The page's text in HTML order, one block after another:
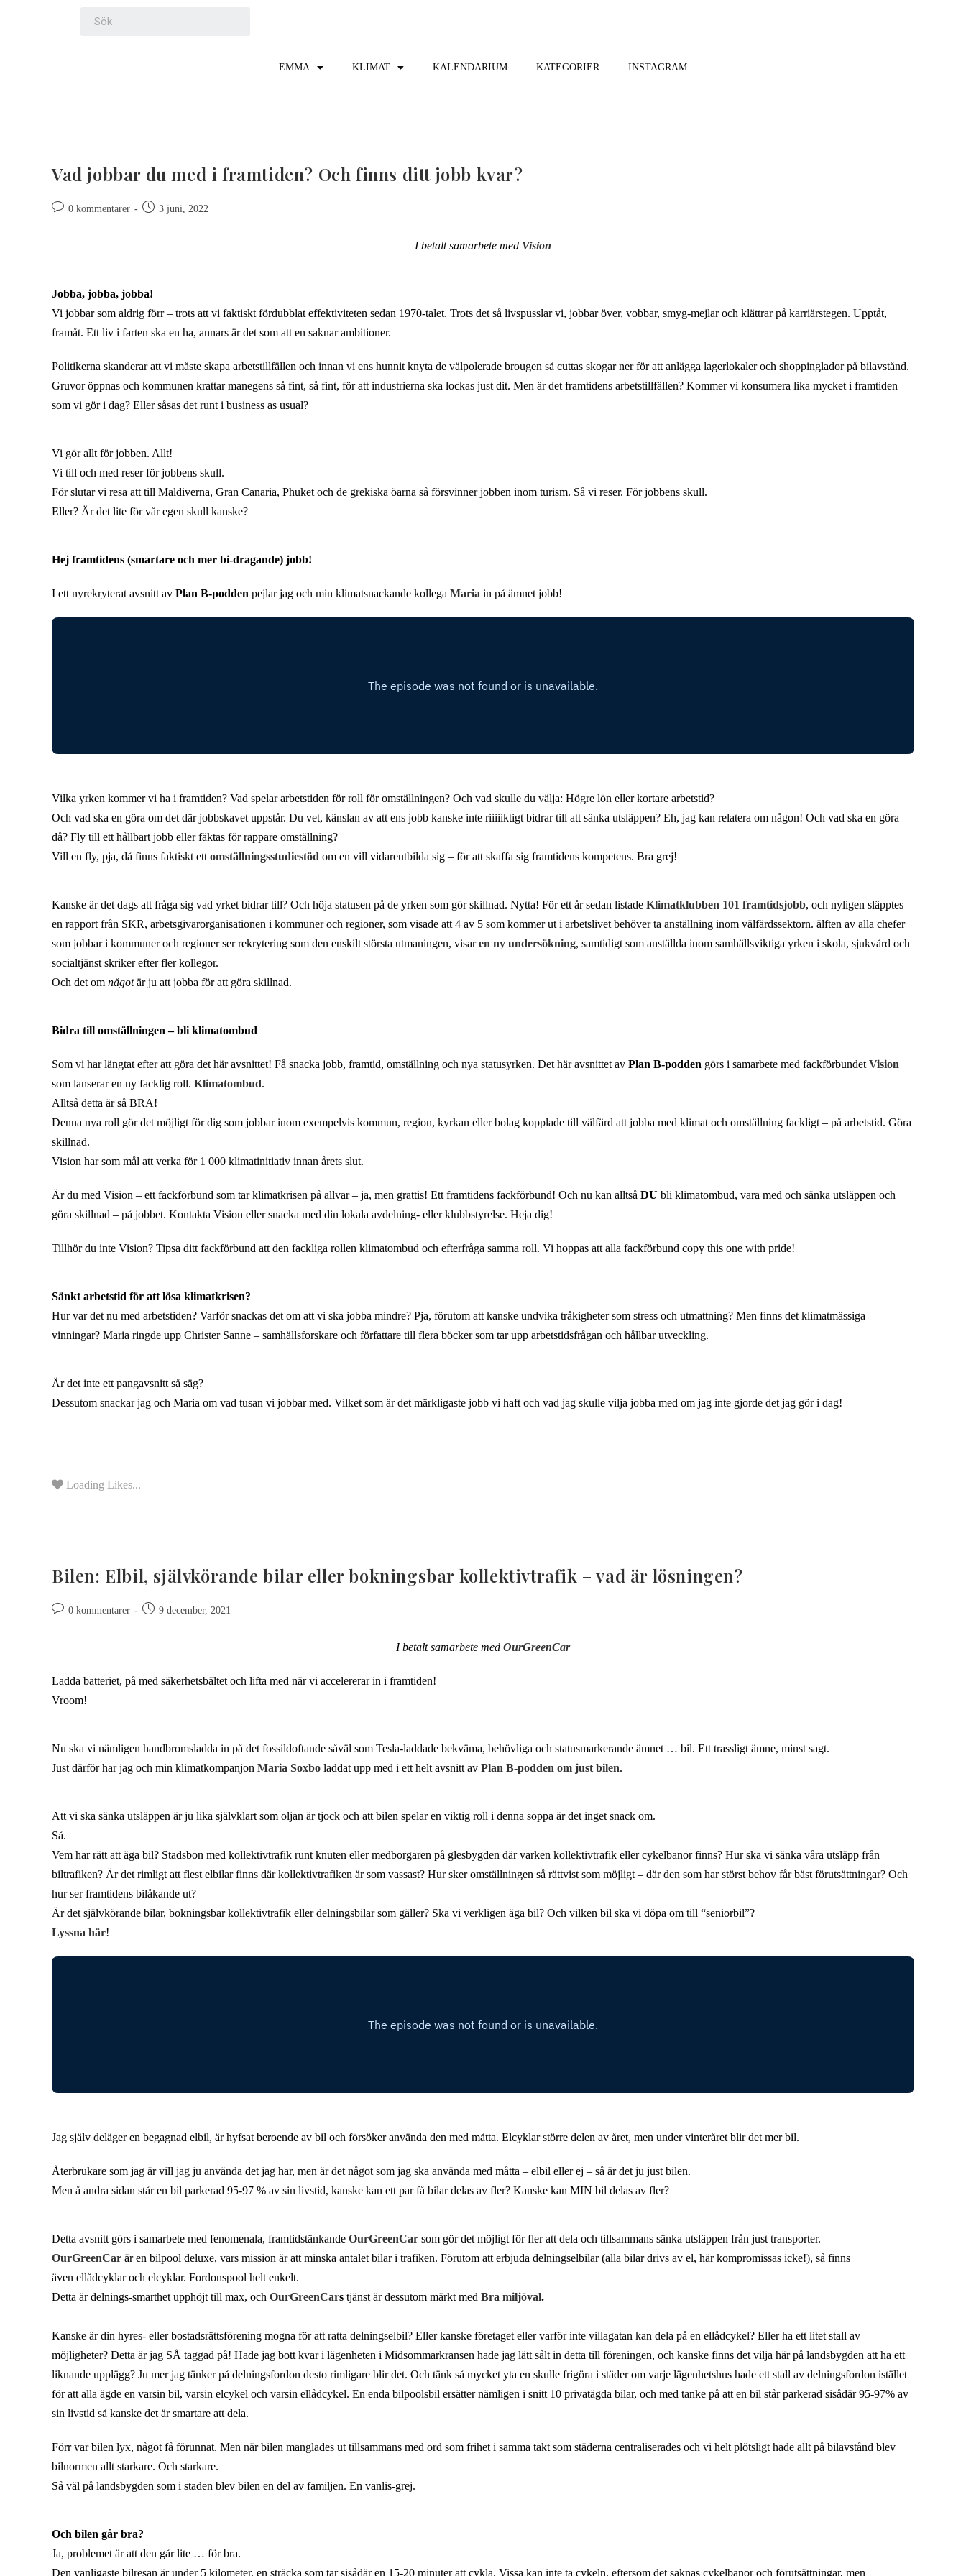
EMMA KLIMAT KALENDARIUM KATEGORIER INSTAGRAM
Vad jobbar du med i framtiden? Och finns ditt jobb kvar?
0 kommentarer 3 juni, 2022
I betalt samarbete med Vision
Jobba, jobba, jobba!
Vi jobbar som aldrig förr – trots att vi faktiskt fördubblat effektiviteten sedan 1970-talet. Trots det så livspusslar vi, jobbar över, vobbar, smyg-mejlar och klättrar på karriärstegen. Upptåt,
framåt. Ett liv i farten ska en ha, annars är det som att en saknar ambitioner.
Politikerna skanderar att vi måste skapa arbetstillfällen och innan vi ens hunnit knyta de välpolerade brougen så cuttas skogar ner för att anlägga lagerlokaler och shoppinglador på bilavstånd.
Gruvor öppnas och kommunen krattar manegens så fint, så fint, för att industrierna ska lockas just dit. Men är det framtidens arbetstillfällen? Kommer vi konsumera lika mycket i framtiden
som vi gör i dag? Eller såsas det runt i business as usual?
Vi gör allt för jobben. Allt!
Vi till och med reser för jobbens skull.
För slutar vi resa att till Maldiverna, Gran Canaria, Phuket och de grekiska öarna så försvinner jobben inom turism. Så vi reser. För jobbens skull.
Eller? Är det lite för vår egen skull kanske?
Hej framtidens (smartare och mer bi-dragande) jobb!
I ett nyrekryterat avsnitt av Plan B-podden pejlar jag och min klimatsnackande kollega Maria in på ämnet jobb!
Vilka yrken kommer vi ha i framtiden? Vad spelar arbetstiden för roll för omställningen? Och vad skulle du välja: Högre lön eller kortare arbetstid?
Och vad ska en göra om det där jobbskavet uppstår. Du vet, känslan av att ens jobb kanske inte riiiiiktigt bidrar till att sänka utsläppen? Eh, jag kan relatera om någon! Och vad ska en göra
då? Fly till ett hållbart jobb eller fäktas för rappare omställning?
Vill en fly, pja, då finns faktiskt ett omställningsstudiestöd om en vill vidareutbilda sig – för att skaffa sig framtidens kompetens. Bra grej!
Kanske är det dags att fråga sig vad yrket bidrar till? Och höja statusen på de yrken som gör skillnad. Nytta! För ett år sedan listade Klimatklubben 101 framtidsjobb, och nyligen släpptes
en rapport från SKR, arbetsgivarorganisationen i kommuner och regioner, som visade att 4 av 5 som kommer ut i arbetslivet behöver ta anställning inom välfärdssektorn. älften av alla chefer
som jobbar i kommuner och regioner ser rekrytering som den enskilt största utmaningen, visaren ny undersökning, samtidigt som anställda inom samhällsviktiga yrken i skola, sjukvård och
socialtjänst skriker efter fler kollegor.
Och det om någotär ju att jobba för att göra skillnad.
Bidra till omställningen – bli klimatombud
Som vi har längtat efter att göra det här avsnittet! Få snacka jobb, framtid, omställning och nya statusyrken. Det här avsnittet av Plan B-podden görs i samarbete med fackförbundet Vision
som lanserar en ny facklig roll. Klimatombud.
Alltså detta är så BRA!
Denna nya roll gör det möjligt för dig som jobbar inom exempelvis kommun, region, kyrkan eller bolag kopplade till välfärd att jobba med klimat och omställning fackligt – på arbetstid. Göra
skillnad.
Vision har som mål att verka för 1 000 klimatinitiativ innan årets slut.
Är du med Vision – ett fackförbund som tar klimatkrisen på allvar – ja, men grattis! Ett framtidens fackförbund! Och nu kan alltså DU bli klimatombud, vara med och sänka utsläppen och
göra skillnad – på jobbet. Kontakta Vision eller snacka med din lokala avdelning- eller klubbstyrelse. Heja dig!
Tillhör du inte Vision? Tipsa ditt fackförbund att den fackliga rollen klimatombud och efterfråga samma roll. Vi hoppas att alla fackförbund copy this one with pride!
Sänkt arbetstid för att lösa klimatkrisen?
Hur var det nu med arbetstiden? Varför snackas det om att vi ska jobba mindre? Pja, förutom att kanske undvika tråkigheter som stress och utmattning? Men finns det klimatmässiga
vinningar? Maria ringde upp Christer Sanne – samhällsforskare och författare till flera böcker som tar upp arbetstidsfrågan och hållbar utveckling.
Är det inte ett pangavsnitt så säg?
Dessutom snackar jag och Maria om vad tusan vi jobbar med. Vilket som är det märkligaste jobb vi haft och vad jag skulle vilja jobba med om jag inte gjorde det jag gör i dag!
Loading Likes...
Bilen: Elbil, självkörande bilar eller bokningsbar kollektivtrafik – vad är lösningen?
0 kommentarer 9 december, 2021
I betalt samarbete med OurGreenCar
Ladda batteriet, på med säkerhetsbältet och lifta med när vi accelererar in i framtiden!
Vroom!
Nu ska vi nämligen handbromsladda in på det fossildoftande såväl som Tesla-laddade bekväma, behövliga och statusmarkerande ämnet … bil. Ett trassligt ämne, minst sagt.
Just därför har jag och min klimatkompanjon Maria Soxbo laddat upp med i ett helt avsnitt av Plan B-podden om just bilen.
Att vi ska sänka utsläppen är ju lika självklart som oljan är tjock och att bilen spelar en viktig roll i denna soppa är det inget snack om.
Så.
Vem har rätt att äga bil? Stadsbon med kollektivtrafik runt knuten eller medborgaren på glesbygden där varken kollektivtrafik eller cykelbanor finns? Hur ska vi sänka våra utsläpp från
biltrafiken? Är det rimligt att flest elbilar finns där kollektivtrafiken är som vassast? Hur sker omställningen så rättvist som möjligt – där den som har störst behov får bäst förutsättningar? Och
hur ser framtidens bilåkande ut?
Är det självkörande bilar, bokningsbar kollektivtrafik eller delningsbilar som gäller? Ska vi verkligen äga bil? Och vilken bil ska vi döpa om till “seniorbil”?
Lyssna här!
Jag själv deläger en begagnad elbil, är hyfsat beroende av bil och försöker använda den med måtta. Elcyklar större delen av året, men under vinteråret blir det mer bil.
Återbrukare som jag är vill jag ju använda det jag har, men är det något som jag ska använda med måtta – elbil eller ej – så är det ju just bilen.
Men å andra sidan står en bil parkerad 95-97 % av sin livstid, kanske kan ett par få bilar delas av fler? Kanske kan MIN bil delas av fler?
Detta avsnitt görs i samarbete med fenomenala, framtidstänkande OurGreenCar som gör det möjligt för fler att dela och tillsammans sänka utsläppen från just transporter.
OurGreenCar är en bilpool deluxe, vars mission är att minska antalet bilar i trafiken. Förutom att erbjuda delningselbilar (alla bilar drivs av el, här kompromissas icke!), så finns
även ellådcyklar och elcyklar. Fordonspool helt enkelt.
Detta är delnings-smarthet upphöjt till max, och OurGreenCars tjänst är dessutom märkt med Bra miljöval.
Kanske är din hyres- eller bostadsrättsförening mogna för att ratta delningselbil? Eller kanske företaget eller varför inte villagatan kan dela på en ellådcykel? Eller ha ett litet stall av
möjligheter? Detta är jag SÅ taggad på! Hade jag bott kvar i lägenheten i Midsommarkransen hade jag lätt sålt in detta till föreningen, och kanske finns det vilja här på landsbygden att ha ett
liknande upplägg? Ju mer jag tänker på delningsfordon desto rimligare blir det. Och tänk så mycket yta en skulle frigöra i städer om varje lägenhetshus hade ett stall av delningsfordon istället
för att alla ägde en varsin bil, varsin elcykel och varsin ellådcykel. En enda bilpoolsbil ersätter nämligen i snitt 10 privatägda bilar, och med tanke på att en bil står parkerad sisådär 95-97% av
sin livstid så kanske det är smartare att dela.
Förr var bilen lyx, något få förunnat. Men när bilen manglades ut tillsammans med ord som frihet i samma takt som städerna centraliserades och vi helt plötsligt hade allt på bilavstånd blev
bilnormen allt starkare. Och starkare.
Så väl på landsbygden som i staden blev bilen en del av familjen. En vanlis-grej.
Och bilen går bra?
Ja, problemet är att den går lite … för bra.
Den vanligaste bilresan är under 5 kilometer, en sträcka som tar sisådär en 15-20 minuter att cykla. Vissa kan inte ta cykeln, eftersom det saknas cykelbanor och förutsättningar, men